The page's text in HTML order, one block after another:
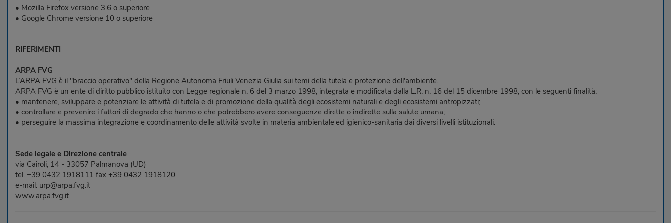
• Mozilla Firefox versione 3.6 o superiore
• Google Chrome versione 10 o superiore
RIFERIMENTI
ARPA FVG
L’ARPA FVG è il "braccio operativo" della Regione Autonoma Friuli Venezia Giulia sui temi della tutela e protezione dell'ambiente.
ARPA FVG è un ente di diritto pubblico istituito con Legge regionale n. 6 del 3 marzo 1998, integrata e modificata dalla L.R. n. 16 del 15 dicembre 1998, con le seguenti finalità:
• mantenere, sviluppare e potenziare le attività di tutela e di promozione della qualità degli ecosistemi naturali e degli ecosistemi antropizzati;
• controllare e prevenire i fattori di degrado che hanno o che potrebbero avere conseguenze dirette o indirette sulla salute umana;
• perseguire la massima integrazione e coordinamento delle attività svolte in materia ambientale ed igienico-sanitaria dai diversi livelli istituzionali.
Sede legale e Direzione centrale
via Cairoli, 14 - 33057 Palmanova (UD)
tel. +39 0432 1918111 fax +39 0432 1918120
e-mail: urp@arpa.fvg.it
www.arpa.fvg.it